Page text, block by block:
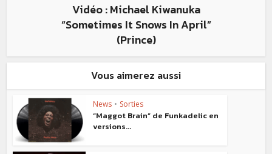
Vidéo : Michael Kiwanuka
“Sometimes It Snows In April”
(Prince)
Vous aimerez aussi
News • Sorties
“Maggot Brain” de Funkadelic en
versions...